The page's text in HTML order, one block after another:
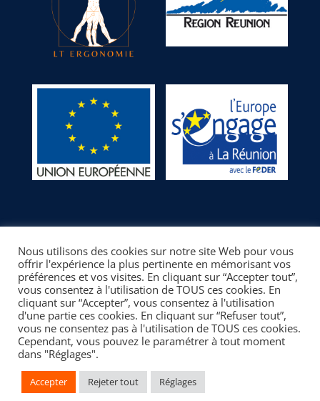
© LT Ergonomie | L'efficience au service de la performance |
Mentions légales|Confidentialité
Ce site a été financé à l’aide du FEDER (REACT-UE) dans le
cadre de la réponse de l’Union européenne à la pandémie
COVID-19. L’Europe s’engage à La Réunion.
Nous utilisons des cookies sur notre site Web pour vous
offrir l'expérience la plus pertinente en mémorisant vos
préférences et vos visites. En cliquant sur “Accepter tout”,
vous consentez à l'utilisation de TOUS ces cookies. En
cliquant sur “Accepter”, vous consentez à l'utilisation
d'une partie ces cookies. En cliquant sur “Refuser tout”,
vous ne consentez pas à l'utilisation de TOUS ces cookies.
Cependant, vous pouvez le paramétrer à tout moment
dans "Réglages".
Accepter Rejeter tout Réglages